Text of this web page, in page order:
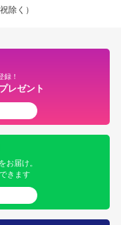
除く）
録！
レゼント
お届け。
きます